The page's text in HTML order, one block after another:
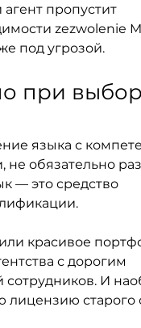
пропустит
zezwolenie
под угрозой.
при
языка с
обязательно
— это средство
красивое
с дорогим
И
старого